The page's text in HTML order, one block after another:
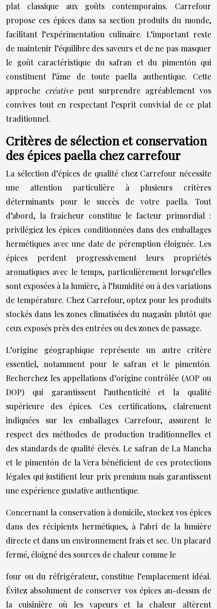
plat classique aux goûts contemporains. Carrefour
propose ces épices dans sa section produits du monde,
facilitant l’expérimentation culinaire. L’important reste
de maintenir l’équilibre des saveurs et de ne pas masquer
le goût caractéristique du safran et du pimentón qui
constituent l’âme de toute paella authentique. Cette
approche créative peut surprendre agréablement vos
convives tout en respectant l’esprit convivial de ce plat
traditionnel.
Critères de sélection et conservation
des épices paella chez carrefour
La sélection d’épices de qualité chez Carrefour nécessite
une attention particulière à plusieurs critères
déterminants pour le succès de votre paella. Tout
d’abord, la fraîcheur constitue le facteur primordial :
privilégiez les épices conditionnées dans des emballages
hermétiques avec une date de péremption éloignée. Les
épices perdent progressivement leurs propriétés
aromatiques avec le temps, particulièrement lorsqu’elles
sont exposées à la lumière, à l’humidité ou à des variations
de température. Chez Carrefour, optez pour les produits
stockés dans les zones climatisées du magasin plutôt que
ceux exposés près des entrées ou des zones de passage.
L’origine géographique représente un autre critère
essentiel, notamment pour le safran et le pimentón.
Recherchez les appellations d’origine contrôlée (AOP ou
DOP) qui garantissent l’authenticité et la qualité
supérieure des épices. Ces certifications, clairement
indiquées sur les emballages Carrefour, assurent le
respect des méthodes de production traditionnelles et
des standards de qualité élevés. Le safran de La Mancha
et le pimentón de la Vera bénéficient de ces protections
légales qui justifient leur prix premium mais garantissent
une expérience gustative authentique.
Concernant la conservation à domicile, stockez vos épices
dans des récipients hermétiques, à l’abri de la lumière
directe et dans un environnement frais et sec. Un placard
fermé, éloigné des sources de chaleur comme le
four ou du réfrigérateur, constitue l’emplacement idéal.
Évitez absolument de conserver vos épices au-dessus de
la cuisinière où les vapeurs et la chaleur altèrent